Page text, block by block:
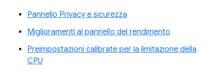
Pannello Privacy e sicurezza
Miglioramenti al pannello del rendimento
Preimpostazioni calibrate per la limitazione della
CPU